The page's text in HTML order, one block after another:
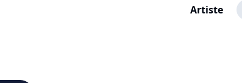
Artiste